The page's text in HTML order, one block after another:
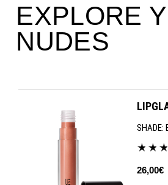
EXPLORE
NUDES
SHADE:
26,00€